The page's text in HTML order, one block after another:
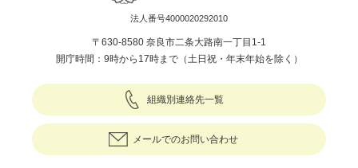
法人番号4000020292010
〒630-8580 奈良市二条大路南一丁目1-1
開庁時間：9時から17時まで（土日祝・年末年始を除く）
組織別連絡先一覧
メールでのお問い合わせ